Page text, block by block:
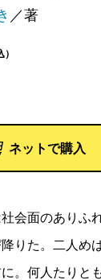
／著
）
ネットで購入
会面のありふ
降りた。二人め
。何人たりと